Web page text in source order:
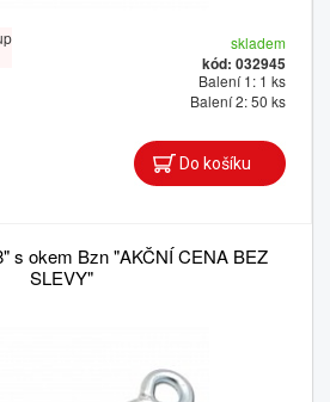
skladem
kód: 032945
Balení 1: 1 ks
Balení 2: 50 ks
s okem Bzn "AKČNÍ CENA BEZ
SLEVY"